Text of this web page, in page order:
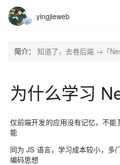
yingjieweb
简介： 知道了，去卷后端 →「
为什么学习
仅前端开发的应用没有记忆，不
能
同为 JS 语言，学习成本较小，
编码思想